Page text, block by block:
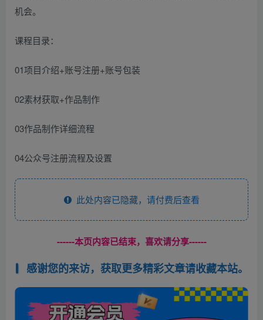
机会。
课程目录：
01项目介绍+账号注册+账号包装
02素材获取+作品制作
03作品制作详细流程
04公众号注册流程及设置
此处内容已隐藏，请付费后查看
------本页内容已结束，喜欢请分享------
感谢您的来访，获取更多精彩文章请收藏本站。